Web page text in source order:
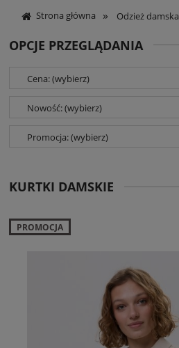
Strona główna » Odzież damska
OPCJE PRZEGLĄDANIA
Cena: (wybierz)
Nowość: (wybierz)
Promocja: (wybierz)
KURTKI DAMSKIE
PROMOCJA